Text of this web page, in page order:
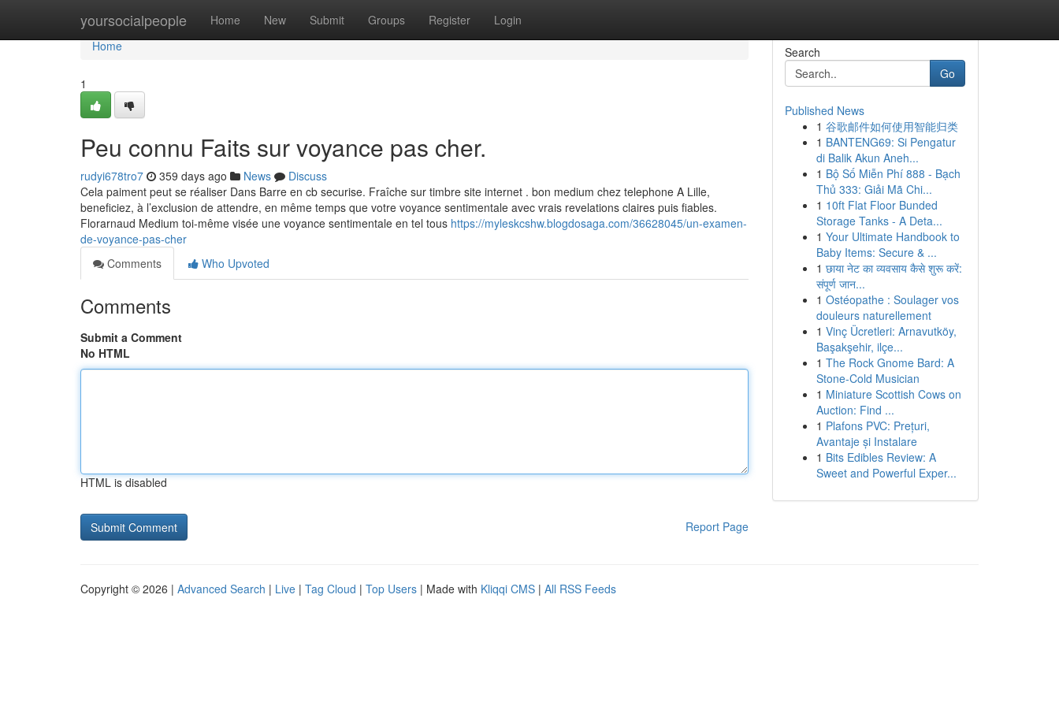
yoursocialpeople Home New Submit Groups Register Login
Home
Home
1
Peu connu Faits sur voyance pas cher.
rudyi678tro7 359 days ago News
Discuss
Cela paiment peut se réaliser Dans Barre en cb securise. Fraîche sur timbre site internet . bon medium chez telephone A Lille,
beneficiez, à l’exclusion de attendre, en même temps que votre voyance sentimentale avec vrais revelations claires puis fiables.
Florarnaud Medium toi-même visée une voyance sentimentale en tel tous https://myleskcshw.blogdosaga.com/36628045/un-examen-
de-voyance-pas-cher
Comments
Who Upvoted
Comments
Submit a Comment
No HTML
HTML is disabled
Report Page
Search
Go
Published News
1 谷歌邮件如何使用智能归类
1 BANTENG69: Si Pengatur
di Balik Akun Aneh...
1 Bộ Số Miễn Phí 888 - Bạch
Thủ 333: Giải Mã Chi...
1 10ft Flat Floor Bunded
Storage Tanks - A Deta...
1 Your Ultimate Handbook to
Baby Items: Secure & ...
1 छाया नेट का व्यवसाय कैसे शुरू करें:
संपूर्ण जान...
1 Ostéopathe : Soulager vos
douleurs naturellement
1 Vinç Ücretleri: Arnavutköy,
Başakşehir, ilçe...
1 The Rock Gnome Bard: A
Stone-Cold Musician
1 Miniature Scottish Cows on
Auction: Find ...
1 Plafons PVC: Prețuri,
Avantaje și Instalare
1 Bits Edibles Review: A
Sweet and Powerful Exper...
Copyright © 2026 | Advanced Search | Live | Tag Cloud | Top Users | Made with Kliqqi CMS | All RSS Feeds